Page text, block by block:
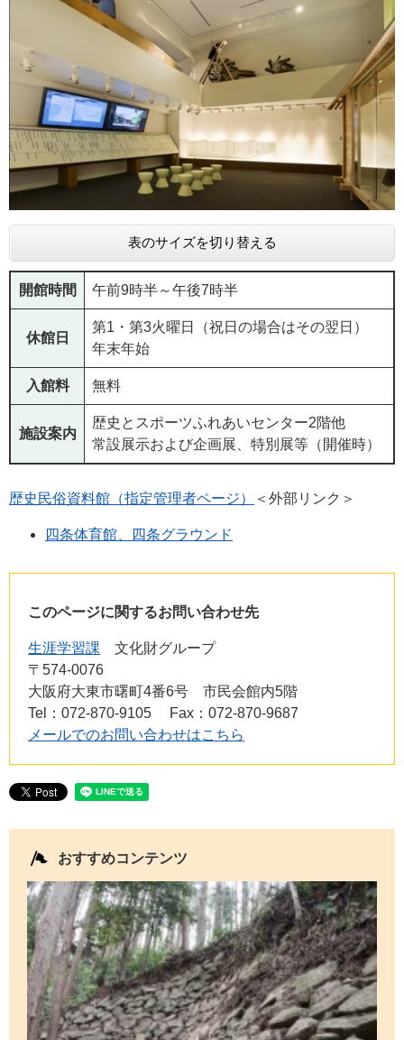
表のサイズを切り替える
開館時間 午前9時半～午後7時半
休館日
第1・第3火曜日（祝日の場合はその翌日）
年末年始
入館料 無料
施設案内
歴史とスポーツふれあいセンター2階他
常設展示および企画展、特別展等（開催時）
歴史民俗資料館（指定管理者ページ） ＜外部リンク＞
四条体育館、四条グラウンド
このページに関するお問い合わせ先
生涯学習課
文化財グループ
〒574-0076
大阪府大東市曙町4番6号 市民会館内5階
Tel：072-870-9105
Fax：072-870-9687
メールでのお問い合わせはこちら
おすすめコンテンツ